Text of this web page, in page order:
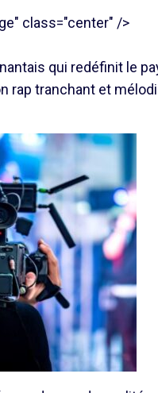
class="center" />
qui redéfinit le
rap tranchant et